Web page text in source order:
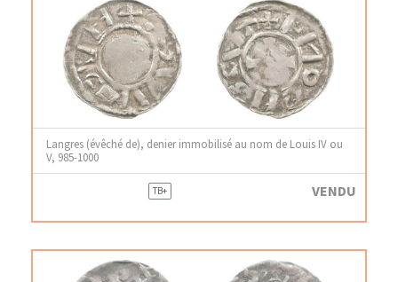
Langres (évêché de), denier immobilisé au nom de Louis IV ou
V, 985-1000
TB+ VENDU